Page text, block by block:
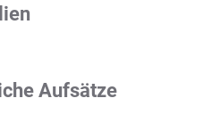
Aufsätze